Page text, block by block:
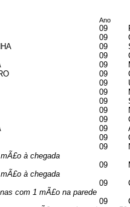
Ano
09
09
09
09
09
09
09
09
09
09
09
09
09
09
à chegada
09
à chegada
09
com 1 mÃ£o na parede
09